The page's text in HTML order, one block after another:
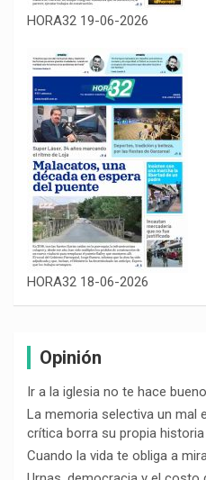
HORA32 19-06-2026
HORA32 18-06-2026
Opinión
Ir a la iglesia no te hace bueno
La memoria selectiva un mal
crítica borra su propia historia
Cuando la vida te obliga a